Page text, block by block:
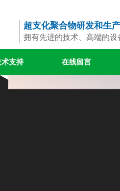
超支化聚合物研发和生
拥有先进的技术、高端的
术支持 在线留言